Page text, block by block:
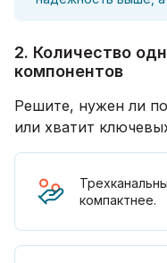
2. Количество
компонентов
Решите, нужен ли
или хватит
компактнее.